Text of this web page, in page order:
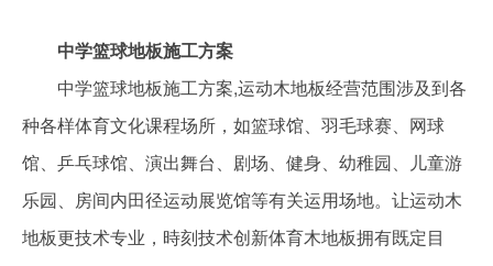
中学篮球地板施工方案
中学篮球地板施工方案,运动木地板经营范围涉及到各
种各样体育文化课程场所，如篮球馆、羽毛球赛、网球
馆、乒乓球馆、演出舞台、剧场、健身、幼稚园、儿童游
乐园、房间内田径运动展览馆等有关运用场地。让运动木
地板更技术专业，時刻技术创新体育木地板拥有既定目